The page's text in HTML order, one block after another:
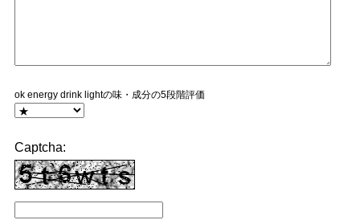
ok energy drink lightの味・成分の5段階評価
Captcha: